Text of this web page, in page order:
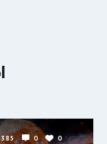
0 0